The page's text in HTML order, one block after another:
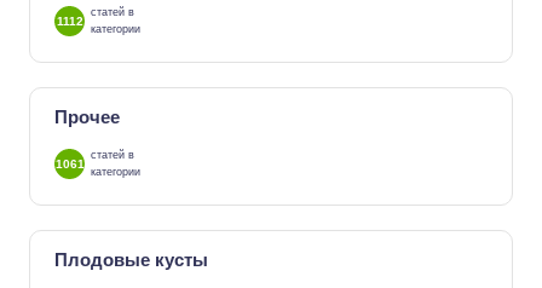
1112
статей в
категории
Прочее
1061
статей в
категории
Плодовые кусты